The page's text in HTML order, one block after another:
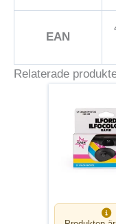
EAN
Relaterade